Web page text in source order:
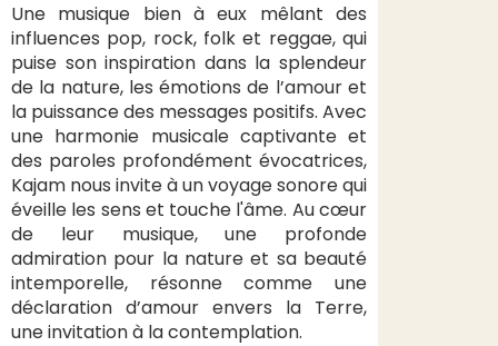
Une musique bien à eux mêlant des
influences pop, rock, folk et reggae, qui
puise son inspiration dans la splendeur
de la nature, les émotions de l’amour et
la puissance des messages positifs. Avec
une harmonie musicale captivante et
des paroles profondément évocatrices,
Kajam nous invite à un voyage sonore qui
éveille les sens et touche l'âme. Au cœur
de leur musique, une profonde
admiration pour la nature et sa beauté
intemporelle, résonne comme une
déclaration d’amour envers la Terre,
une invitation à la contemplation.